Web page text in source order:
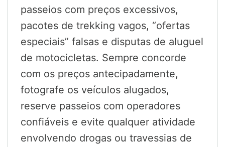
passeios com preços excessivos,
pacotes de trekking vagos, “ofertas
especiais” falsas e disputas de aluguel
de motocicletas. Sempre concorde
com os preços antecipadamente,
fotografe os veículos alugados,
reserve passeios com operadores
confiáveis e evite qualquer atividade
envolvendo drogas ou travessias de